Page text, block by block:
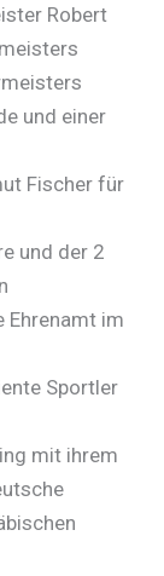
Robert
und einer
Fischer für
und der 2
Ehrenamt im
Sportler
mit ihrem